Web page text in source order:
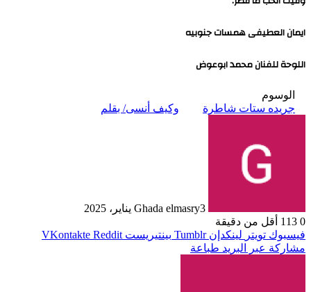
ايمان العطيفى همسات جنوبيه
اللوحة للفنان محمد ابوعوض
الوسوم
جريده ستات شاطرة
وكيف أنسى/ بقلم
Ghada elmasry3 يناير، 2025
0
أقل من دقيقة
فيسبوك تويتر لينكدإن بينتيريست
مشاركة عبر البريد طباعة